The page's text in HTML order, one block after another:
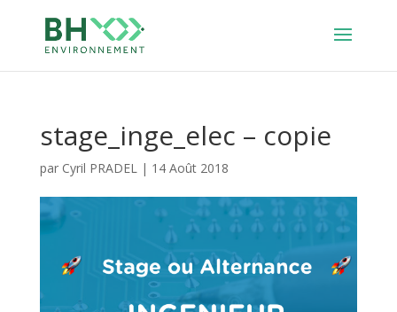
stage_inge_elec – copie
par Cyril PRADEL| 14 Août 2018